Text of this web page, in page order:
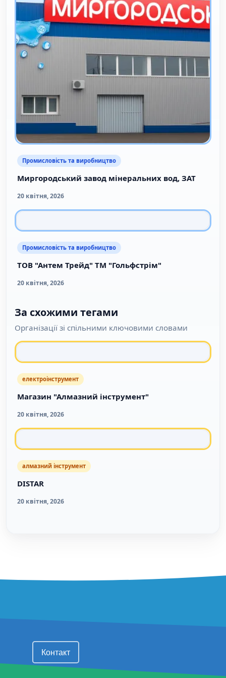
Промисловість та виробництво
Миргородський завод мінеральних вод, ЗАТ
20 квітня, 2026
Промисловість та виробництво
ТОВ "Антем Трейд" ТМ "Гольфстрім"
20 квітня, 2026
За схожими тегами
Організації зі спільними ключовими словами
електроінструмент
Магазин "Алмазний інструмент"
20 квітня, 2026
алмазний інструмент
DISTAR
20 квітня, 2026
FOOTER MENU
Контакт